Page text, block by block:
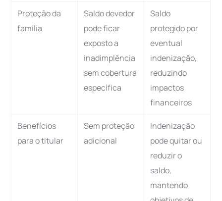
Proteção da
família
Saldo devedor
pode ficar
exposto a
inadimplência
sem cobertura
específica
Saldo
protegido por
eventual
indenização,
reduzindo
impactos
financeiros
Benefícios
para o titular
Sem proteção
adicional
Indenização
pode quitar ou
reduzir o
saldo,
mantendo